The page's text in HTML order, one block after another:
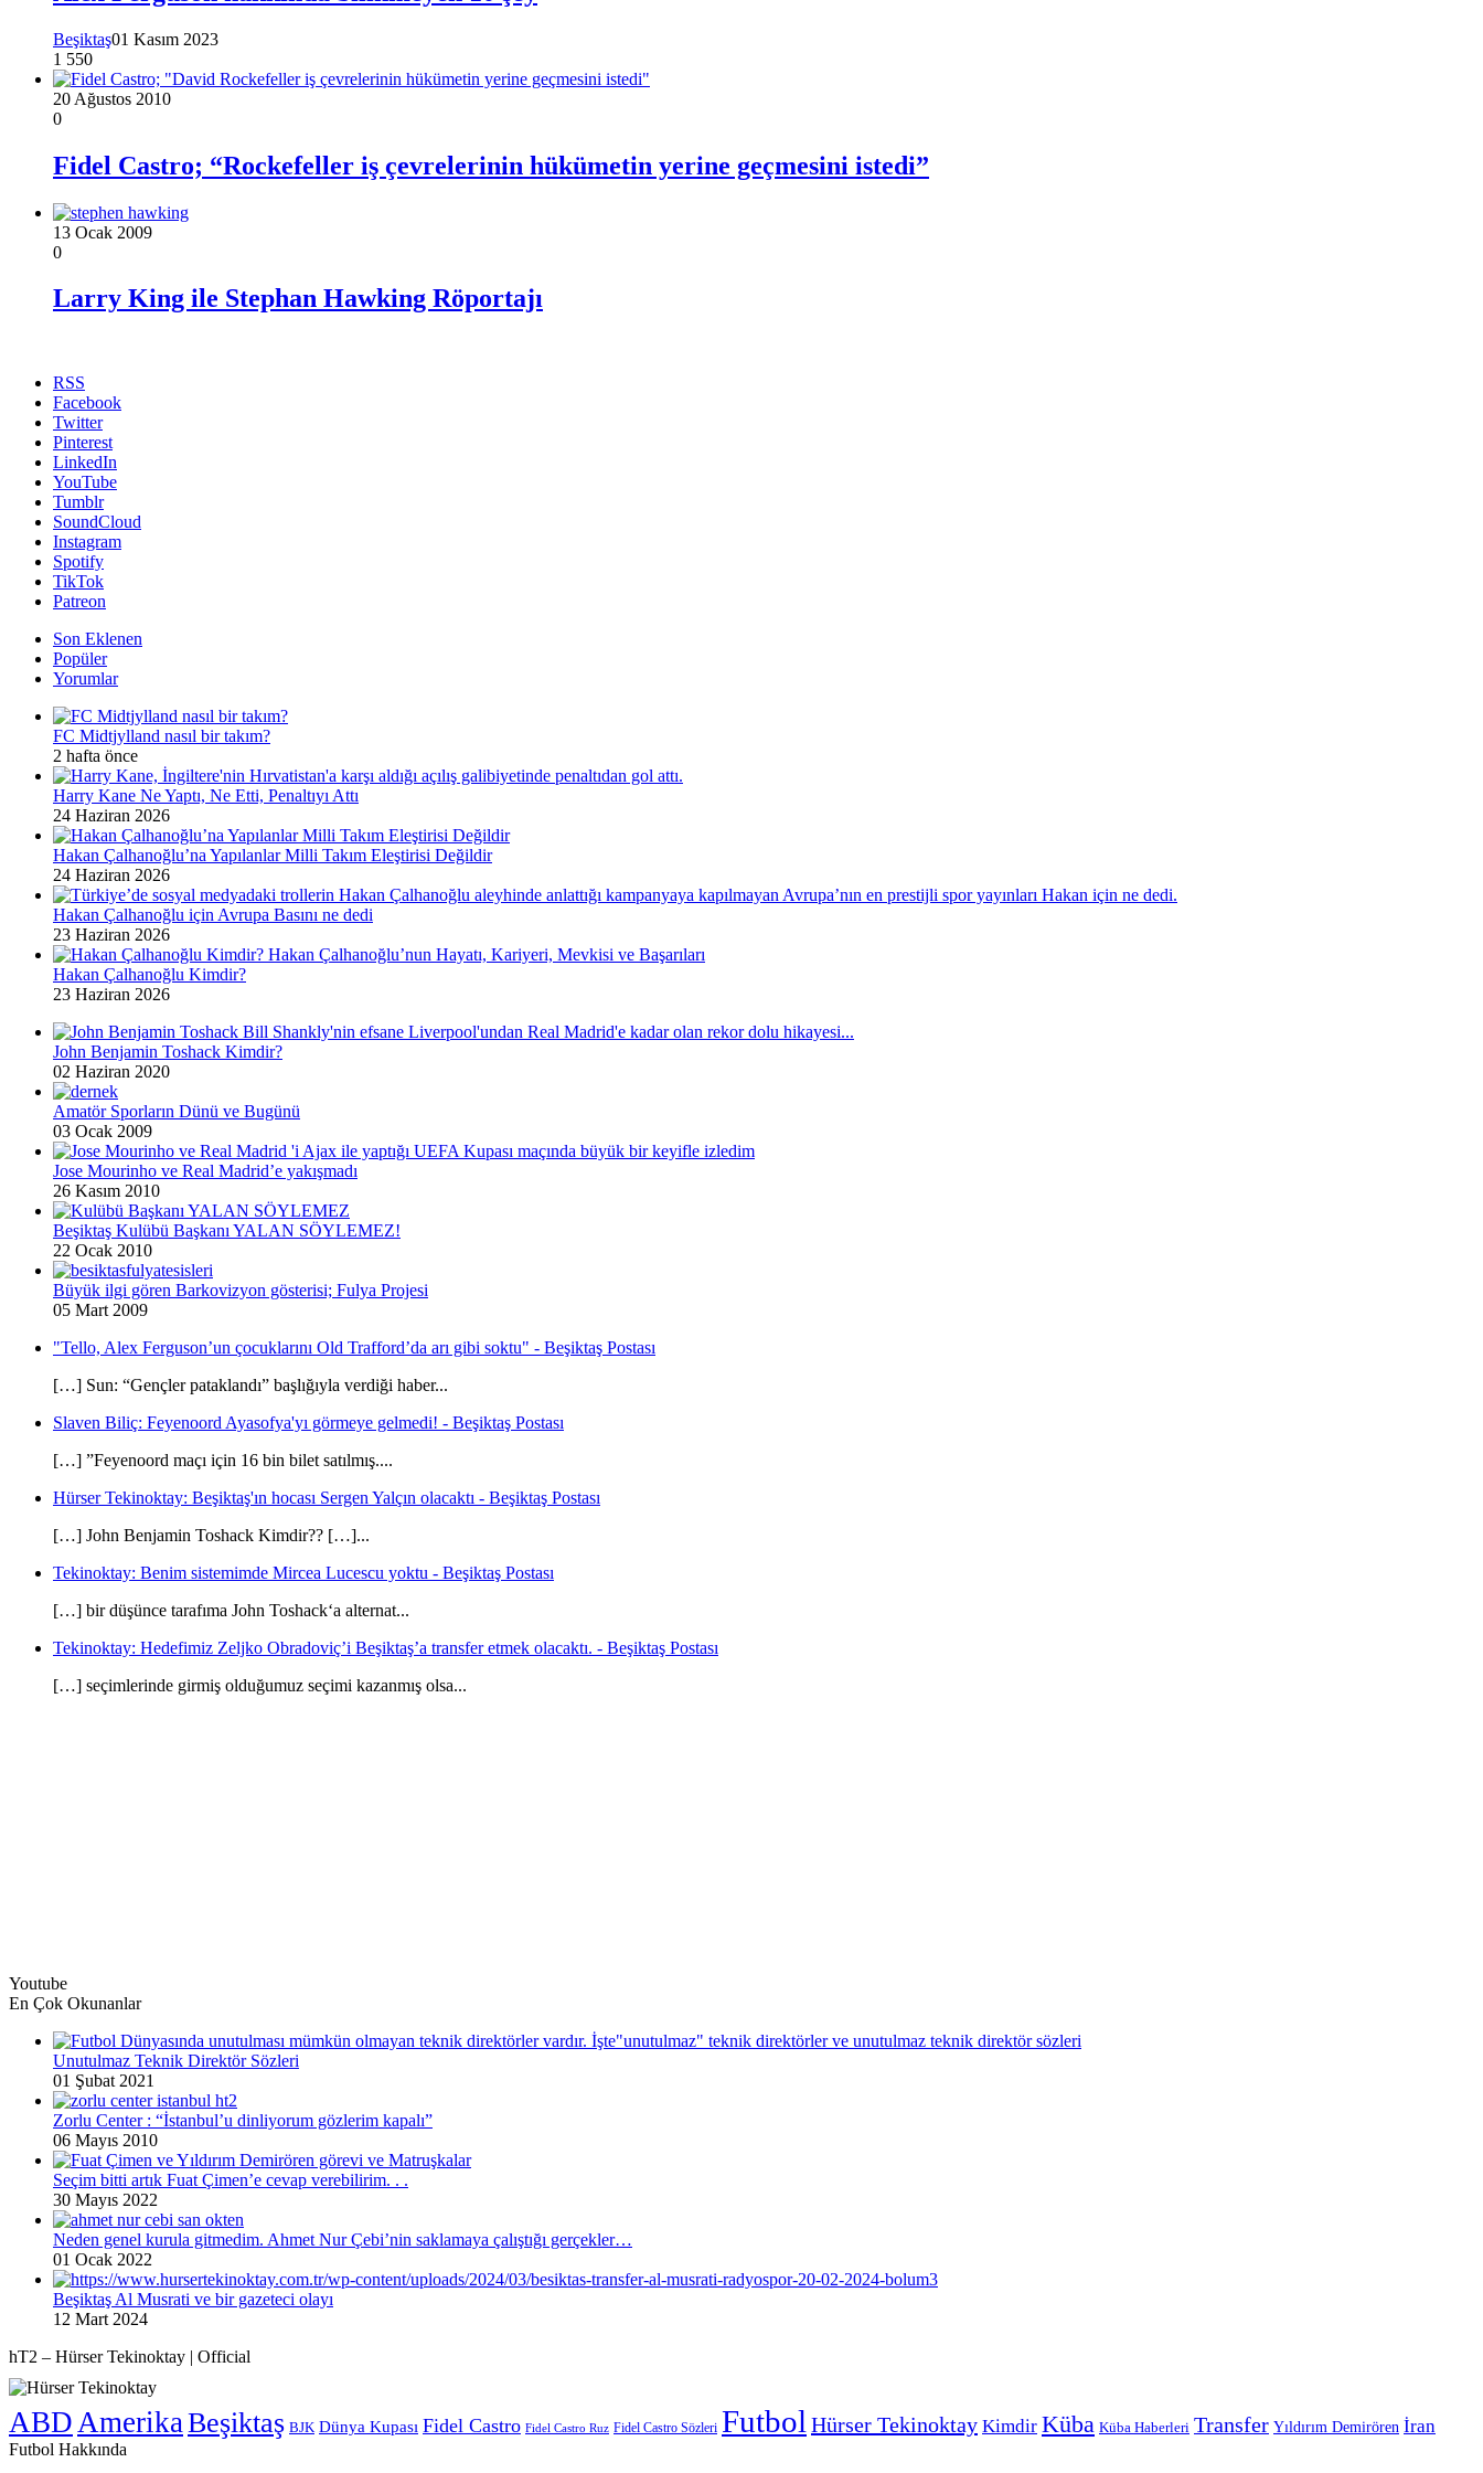
Beşiktaş01 Kasım 2023
1 550
20 Ağustos 2010
0
Fidel Castro; “Rockefeller iş çevrelerinin hükümetin yerine geçmesini istedi”
13 Ocak 2009
0
Larry King ile Stephan Hawking Röportajı
RSS
Facebook
Twitter
Pinterest
LinkedIn
YouTube
Tumblr
SoundCloud
Instagram
Spotify
TikTok
Patreon
Son Eklenen
Popüler
Yorumlar
FC Midtjylland nasıl bir takım?
2 hafta önce
Harry Kane Ne Yaptı, Ne Etti, Penaltıyı Attı
24 Haziran 2026
Hakan Çalhanoğlu’na Yapılanlar Milli Takım Eleştirisi Değildir
24 Haziran 2026
Hakan Çalhanoğlu için Avrupa Basını ne dedi
23 Haziran 2026
Hakan Çalhanoğlu Kimdir?
23 Haziran 2026
John Benjamin Toshack Kimdir?
02 Haziran 2020
Amatör Sporların Dünü ve Bugünü
03 Ocak 2009
Jose Mourinho ve Real Madrid’e yakışmadı
26 Kasım 2010
Beşiktaş Kulübü Başkanı YALAN SÖYLEMEZ!
22 Ocak 2010
Büyük ilgi gören Barkovizyon gösterisi; Fulya Projesi
05 Mart 2009
"Tello, Alex Ferguson’un çocuklarını Old Trafford’da arı gibi soktu" - Beşiktaş Postası
[…] Sun: “Gençler pataklandı” başlığıyla verdiği haber...
Slaven Biliç: Feyenoord Ayasofya'yı görmeye gelmedi! - Beşiktaş Postası
[…] ”Feyenoord maçı için 16 bin bilet satılmış....
Hürser Tekinoktay: Beşiktaş'ın hocası Sergen Yalçın olacaktı - Beşiktaş Postası
[…] John Benjamin Toshack Kimdir?? […]...
Tekinoktay: Benim sistemimde Mircea Lucescu yoktu - Beşiktaş Postası
[…] bir düşünce tarafıma John Toshack‘a alternat...
Tekinoktay: Hedefimiz Zeljko Obradoviç’i Beşiktaş’a transfer etmek olacaktı. - Beşiktaş Postası
[…] seçimlerinde girmiş olduğumuz seçimi kazanmış olsa...
Youtube
En Çok Okunanlar
Unutulmaz Teknik Direktör Sözleri
01 Şubat 2021
Zorlu Center : “İstanbul’u dinliyorum gözlerim kapalı”
06 Mayıs 2010
Seçim bitti artık Fuat Çimen’e cevap verebilirim. . .
30 Mayıs 2022
Neden genel kurula gitmedim. Ahmet Nur Çebi’nin saklamaya çalıştığı gerçekler…
01 Ocak 2022
Beşiktaş Al Musrati ve bir gazeteci olayı
12 Mart 2024
hT2 – Hürser Tekinoktay | Official
ABDAmerikaBeşiktaş BJK Dünya Kupası Fidel Castro Fidel Castro Ruz Fidel Castro Sözleri Futbol Hürser Tekinoktay Kimdir Küba Küba Haberleri Transfer Yıldırım Demirören İran
Futbol Hakkında